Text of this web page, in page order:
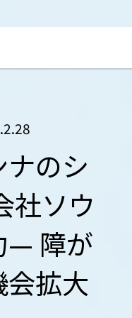
ナのシ
社ソウ
— 障が
会拡大